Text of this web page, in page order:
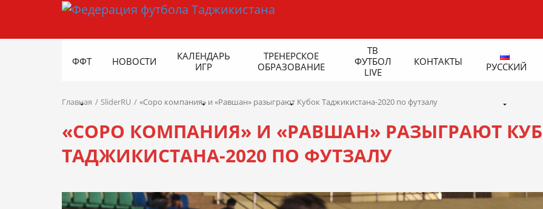
ФФТ НОВОСТИ
КАЛЕНДАРЬ
ИГР
ТРЕНЕРСКОЕ
ОБРАЗОВАНИЕ
ТВ
ФУТБОЛ
LIVE
КОНТАКТЫ РУССКИЙ
Главная SliderRU «Соро компания» и «Равшан» разыграют Кубок Таджикистана-2020 по футзалу
«СОРО КОМПАНИЯ» И «РАВШАН» РАЗЫГРАЮТ
ТАДЖИКИСТАНА-2020 ПО ФУТЗАЛУ